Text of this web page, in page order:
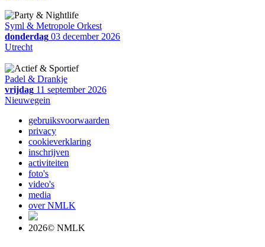
Syml & Metropole Orkest
donderdag 03 december 2026
Utrecht
Padel & Drankje
vrijdag 11 september 2026
Nieuwegein
gebruiksvoorwaarden
privacy
cookieverklaring
inschrijven
activiteiten
foto's
video's
media
over NMLK
2026© NMLK